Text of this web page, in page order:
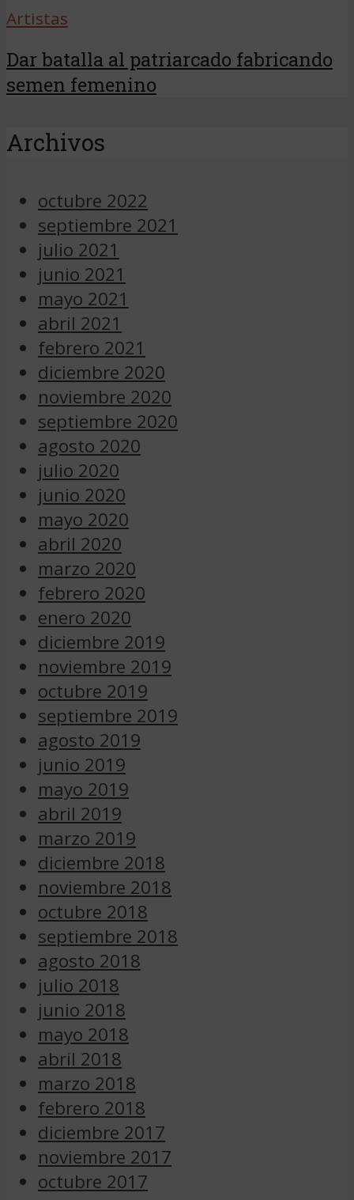
Artistas
Dar batalla al patriarcado fabricando
semen femenino
Archivos
octubre 2022
septiembre 2021
julio 2021
junio 2021
mayo 2021
abril 2021
febrero 2021
diciembre 2020
noviembre 2020
septiembre 2020
agosto 2020
julio 2020
junio 2020
mayo 2020
abril 2020
marzo 2020
febrero 2020
enero 2020
diciembre 2019
noviembre 2019
octubre 2019
septiembre 2019
agosto 2019
junio 2019
mayo 2019
abril 2019
marzo 2019
diciembre 2018
noviembre 2018
octubre 2018
septiembre 2018
agosto 2018
julio 2018
junio 2018
mayo 2018
abril 2018
marzo 2018
febrero 2018
diciembre 2017
noviembre 2017
octubre 2017